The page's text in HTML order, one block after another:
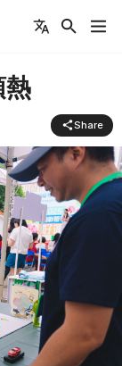
熱
Share